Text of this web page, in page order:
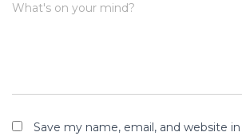
What's on your mind?
Save my name, email, and website